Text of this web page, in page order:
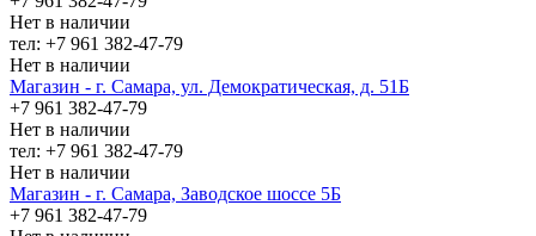
Нет в наличии
тел: +7 961 382-47-79
Нет в наличии
Магазин - г. Самара, ул. Демократическая, д. 51Б
+7 961 382-47-79
Нет в наличии
тел: +7 961 382-47-79
Нет в наличии
Магазин - г. Самара, Заводское шоссе 5Б
+7 961 382-47-79